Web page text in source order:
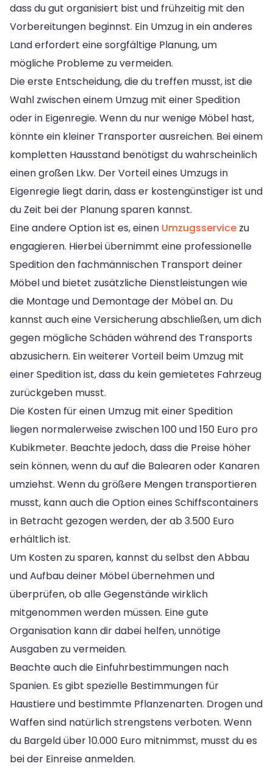
dass du gut organisiert bist und frühzeitig mit den
Vorbereitungen beginnst. Ein Umzug in ein anderes
Land erfordert eine sorgfältige Planung, um
mögliche Probleme zu vermeiden.
Die erste Entscheidung, die du treffen musst, ist die
Wahl zwischen einem Umzug mit einer Spedition
oder in Eigenregie. Wenn du nur wenige Möbel hast,
könnte ein kleiner Transporter ausreichen. Bei einem
kompletten Hausstand benötigst du wahrscheinlich
einen großen Lkw. Der Vorteil eines Umzugs in
Eigenregie liegt darin, dass er kostengünstiger ist und
du Zeit bei der Planung sparen kannst.
Eine andere Option ist es, einen Umzugsservice zu
engagieren. Hierbei übernimmt eine professionelle
Spedition den fachmännischen Transport deiner
Möbel und bietet zusätzliche Dienstleistungen wie
die Montage und Demontage der Möbel an. Du
kannst auch eine Versicherung abschließen, um dich
gegen mögliche Schäden während des Transports
abzusichern. Ein weiterer Vorteil beim Umzug mit
einer Spedition ist, dass du kein gemietetes Fahrzeug
zurückgeben musst.
Die Kosten für einen Umzug mit einer Spedition
liegen normalerweise zwischen 100 und 150 Euro pro
Kubikmeter. Beachte jedoch, dass die Preise höher
sein können, wenn du auf die Balearen oder Kanaren
umziehst. Wenn du größere Mengen transportieren
musst, kann auch die Option eines Schiffscontainers
in Betracht gezogen werden, der ab 3.500 Euro
erhältlich ist.
Um Kosten zu sparen, kannst du selbst den Abbau
und Aufbau deiner Möbel übernehmen und
überprüfen, ob alle Gegenstände wirklich
mitgenommen werden müssen. Eine gute
Organisation kann dir dabei helfen, unnötige
Ausgaben zu vermeiden.
Beachte auch die Einfuhrbestimmungen nach
Spanien. Es gibt spezielle Bestimmungen für
Haustiere und bestimmte Pflanzenarten. Drogen und
Waffen sind natürlich strengstens verboten. Wenn
du Bargeld über 10.000 Euro mitnimmst, musst du es
bei der Einreise anmelden.